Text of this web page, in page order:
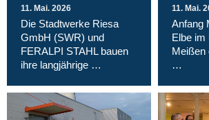
11. Mai. 2026
Die Stadtwerke Riesa
GmbH (SWR) und
FERALPI STAHL bauen
ihre langjährige …
11. Mai.
Anfang
Elbe im
Meißen
…